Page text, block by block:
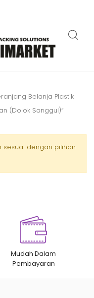
Belanja Plastik
(Dolok Sanggul)”
sesuai dengan pilihan
Mudah Dalam
Pembayaran